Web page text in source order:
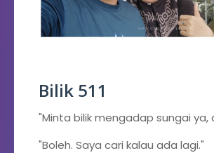
Bilik 511
"Minta bilik mengadap sungai ya,
"Boleh. Saya cari kalau ada lagi."